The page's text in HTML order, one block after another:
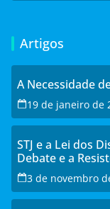
Artigos
A Necessidade
19 de janeiro de
STJ e a Lei dos
Debate e a
3 de novembro